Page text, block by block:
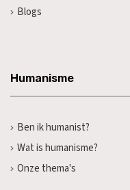
Blogs
Humanisme
Ben ik humanist?
Wat is humanisme?
Onze thema's